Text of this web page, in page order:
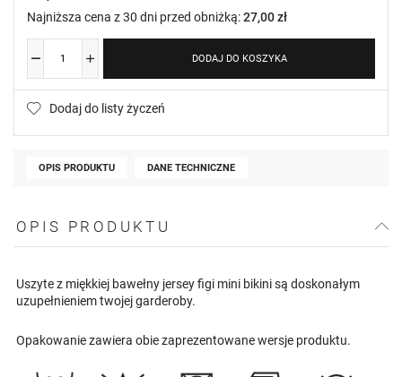
Najniższa cena z 30 dni przed obniżką:27,00 zł
DODAJ DO KOSZYKA
Dodaj do listy życzeń
OPIS PRODUKTU DANE TECHNICZNE
OPIS PRODUKTU
Uszyte z miękkiej bawełny jersey figi mini bikini są doskonałym
uzupełnieniem twojej garderoby.
Opakowanie zawiera obie zaprezentowane wersje produktu.